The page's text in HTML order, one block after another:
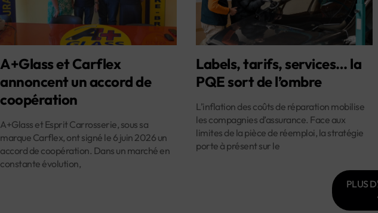
A+Glass et Carflex
annoncent un accord de
coopération
A+Glass et Esprit Carrosserie, sous sa
marque Carflex, ont signé le 6 juin 2026 un
accord de coopération. Dans un marché en
constante évolution,
Labels, tarifs, services… la
PQE sort de l’ombre
L’inflation des coûts de réparation mobilise
les compagnies d’assurance. Face aux
limites de la pièce de réemploi, la stratégie
porte à présent sur le
PLUS